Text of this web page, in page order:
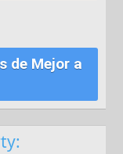
de Mejor a